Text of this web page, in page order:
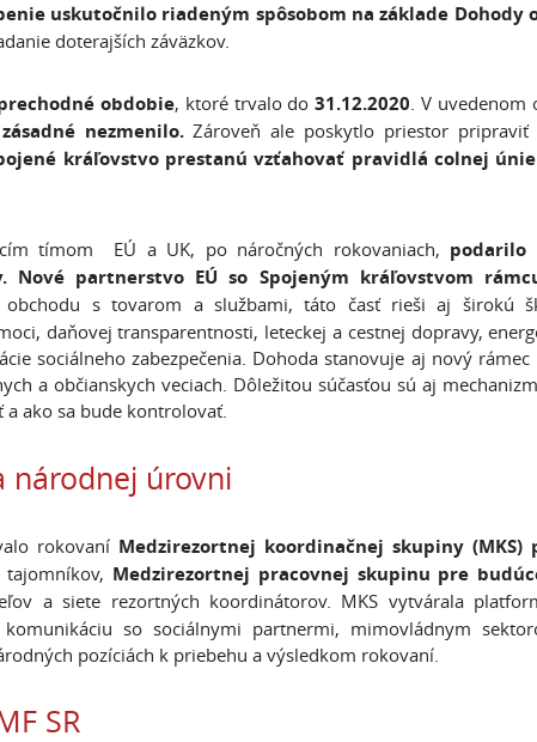
uskutočnilo riadeným spôsobom na základe Dohody
doterajších záväzkov.
obdobie, ktoré trvalo do31.12.2020. V
nezmenilo.Zároveň ale poskytlo priestor
kráľovstvo prestanú vzťahovať pravidlá colnej
tímom EÚ a UK, po náročných rokovaniach, podarilo
Nové partnerstvo EÚ so Spojeným kráľovstvom
s tovarom a službami, táto časť rieši aj širokú
daňovej transparentnosti, leteckej a cestnej dopravy,
sociálneho zabezpečenia. Dohoda stanovuje aj nový rámec
a občianskych veciach. Dôležitou súčasťou sú aj
ako sa bude kontrolovať.
národnej úrovni
rokovaní Medzirezortnej koordinačnej skupiny
Medzirezortnej pracovnej skupinu pre
a siete rezortných koordinátorov. MKS vytvárala
so sociálnymi partnermi, mimovládnym
pozíciách k priebehu a výsledkom rokovaní.
SR